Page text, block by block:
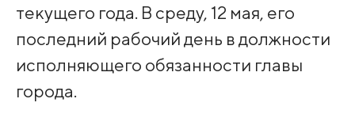
текущего года. В среду, 12 мая, его
последний рабочий день в должности
исполняющего обязанности главы
города.